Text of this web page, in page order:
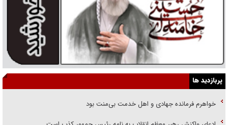
پربازدید ها
خواهرم فرمانده جهادی و اهل خدمت بی‌منت بود